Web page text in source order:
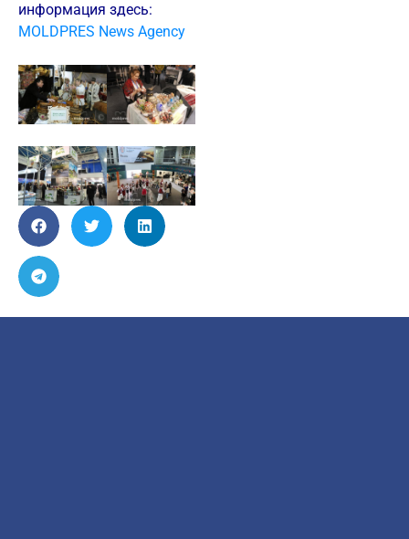
информация здесь:
MOLDPRES News Agency